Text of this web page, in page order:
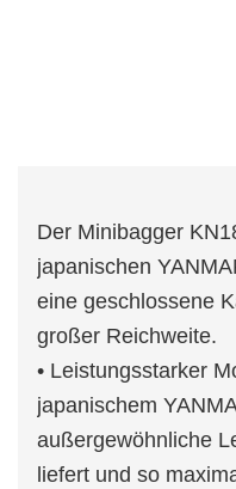
Der Minibagger
japanischen
eine geschlossene
großer Reichweite.
• Leistungsstarker
japanischem
außergewöhnliche
liefert und so